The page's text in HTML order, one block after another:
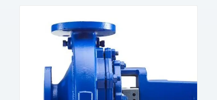
Details